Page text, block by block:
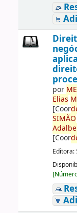
por ME
Elias
[Coor
SIMÃO
[Coor
Editora:
[